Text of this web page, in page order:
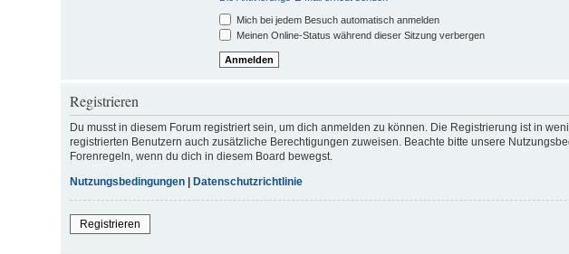
Mich bei jedem Besuch automatisch anmelden
Meinen Online-Status während dieser Sitzung verbergen
Registrieren
Du musst in diesem Forum registriert sein, um dich anmelden zu können. Die Registrierung ist in
registrierten Benutzern auch zusätzliche Berechtigungen zuweisen. Beachte bitte unsere
Forenregeln, wenn du dich in diesem Board bewegst.
Nutzungsbedingungen |Datenschutzrichtlinie
Registrieren